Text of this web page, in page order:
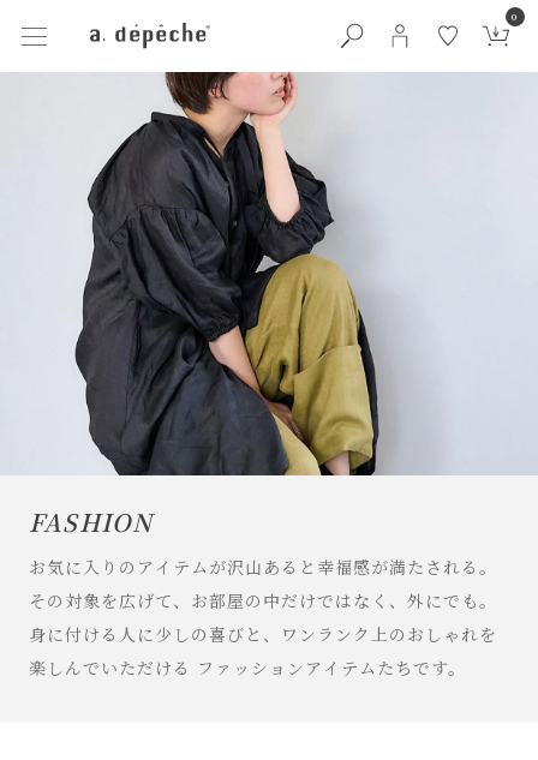
0
FASHION
お気に入りのアイテムが沢山あると幸福感が満たされる。
その対象を広げて、お部屋の中だけではなく、外にでも。
身に付ける人に少しの喜びと、ワンランク上のおしゃれを
楽しんでいただける ファッションアイテムたちです。